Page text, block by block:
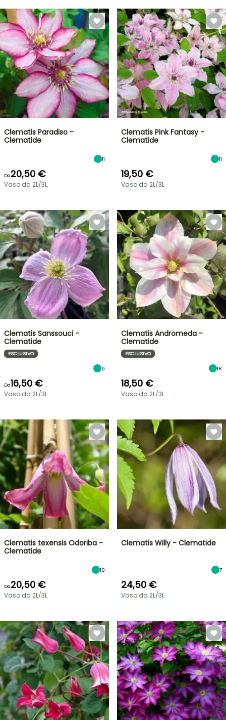
Clematis Paradiso -
Clematide
11
Da20,50 €
Vaso da 2L/3L
Clematis Pink Fantasy -
Clematide
11
19,50 €
Vaso da 2L/3L
Clematis Sanssouci -
Clematide
ESCLUSIVO
9
Da16,50 €
Vaso da 2L/3L
Clematis Andromeda -
Clematide
ESCLUSIVO
18
18,50 €
Vaso da 2L/3L
Clematis texensis Odoriba -
Clematide
10
Da20,50 €
Vaso da 2L/3L
Clematis Willy - Clematide
7
24,50 €
Vaso da 2L/3L